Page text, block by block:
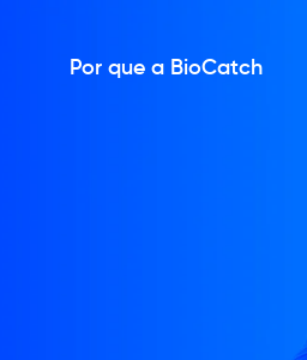
Por que a BioCatch